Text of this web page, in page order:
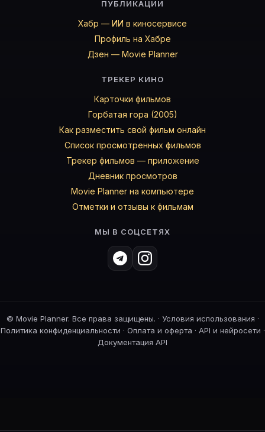
ПУБЛИКАЦИИ
Хабр — ИИ в киносервисе
Профиль на Хабре
Дзен — Movie Planner
ТРЕКЕР КИНО
Карточки фильмов
Горбатая гора (2005)
Как разместить свой фильм онлайн
Список просмотренных фильмов
Трекер фильмов — приложение
Дневник просмотров
Movie Planner на компьютере
Отметки и отзывы к фильмам
МЫ В СОЦСЕТЯХ
© Movie Planner. Все права защищены. · Условия использования ·
Политика конфиденциальности · Оплата и оферта · API и нейросети ·
Документация API